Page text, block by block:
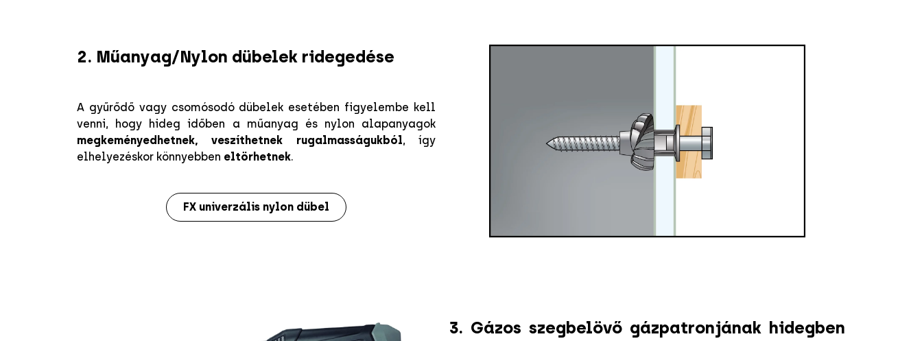
2. Műanyag/Nylon dübelek ridegedése
A gyűrődő vagy csomósodó dübelek esetében figyelembe kell
venni, hogy hideg időben a műanyag és nylon alapanyagok
megkeményedhetnek, veszíthetnek rugalmasságukból, így
elhelyezéskor könnyebben eltörhetnek.
FX univerzális nylon dübel
3. Gázos szegbelövő gázpatronjának hidegben